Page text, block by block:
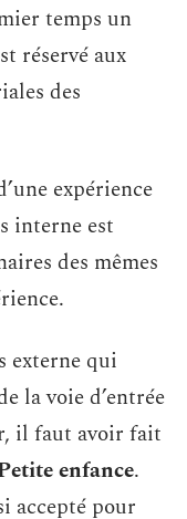
temps un
réservé aux
des
expérience
interne est
des mêmes
externe qui
la voie d’entrée
il faut avoir fait
enfance.
accepté pour